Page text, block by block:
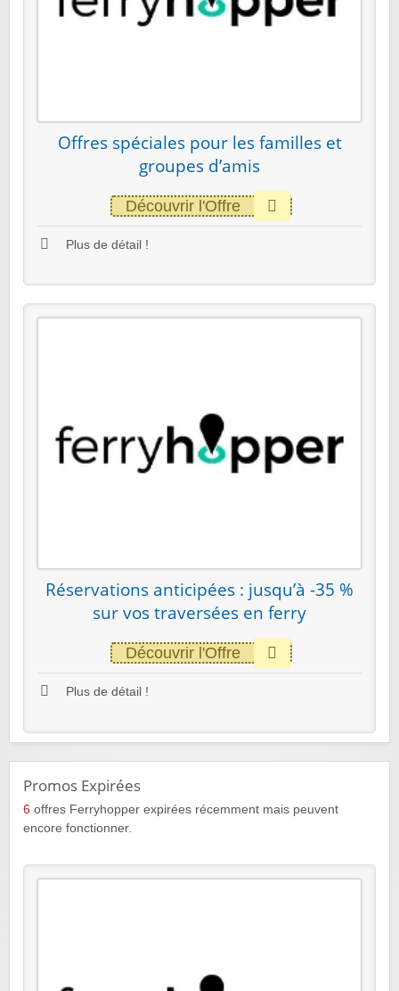
Offres spéciales pour les familles et
groupes d’amis
Découvrir l'Offre
Plus de détail !
Réservations anticipées : jusqu’à -35 %
sur vos traversées en ferry
Découvrir l'Offre
Plus de détail !
Promos Expirées
6 offres Ferryhopper expirées récemment mais peuvent
encore fonctionner.